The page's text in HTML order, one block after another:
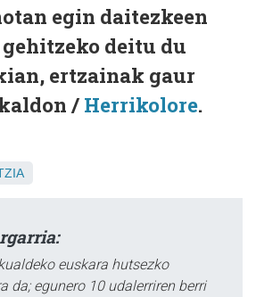
egin daitezkeen
deitu du
ertzainak gaur
/ Herrikolore.
euskara hutsezko
da; egunero 10 udalerriren berri